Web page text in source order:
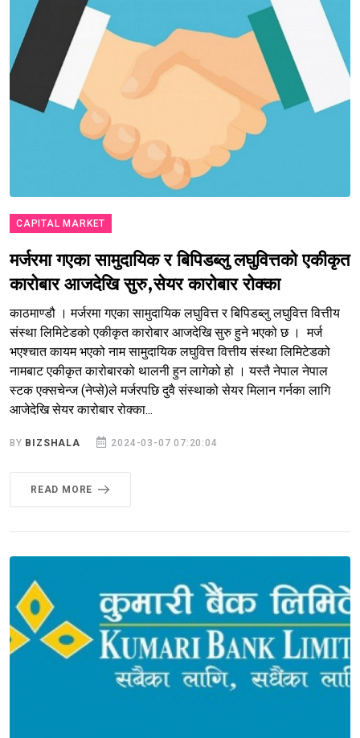
CAPITAL MARKET
मर्जरमा गएका सामुदायिक र बिपिडब्लु लघुवित्तको एकीकृत
कारोबार आजदेखि सुरु,सेयर कारोबार रोक्का
काठमाण्डौ । मर्जरमा गएका सामुदायिक लघुवित्त र बिपिडब्लु लघुवित्त वित्तीय
संस्था लिमिटेडको एकीकृत कारोबार आजदेखि सुरु हुने भएको छ । मर्ज
भएश्चात कायम भएको नाम सामुदायिक लघुवित्त वित्तीय संस्था लिमिटेडको
नामबाट एकीकृत कारोबारको थालनी हुन लागेको हो । यस्तै नेपाल नेपाल
स्टक एक्सचेन्ज (नेप्से)ले मर्जरपछि दुवै संस्थाको सेयर मिलान गर्नका लागि
आजेदेखि सेयर कारोबार रोक्का...
BY BIZSHALA 2024-03-07 07:20:04
READ MORE